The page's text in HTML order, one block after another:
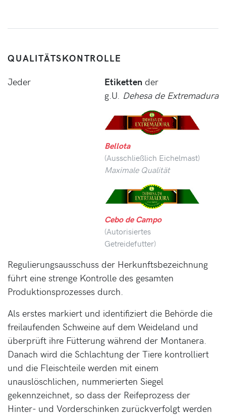
QUALITÄTSKONTROLLE
Etiketten der
g.U. Dehesa de Extremadura
Bellota
(Ausschließlich Eichelmast)
Maximale Qualität
Cebo de Campo
(Autorisiertes
Getreidefutter)
Jeder
Regulierungsausschuss der Herkunftsbezeichnung
führt eine strenge Kontrolle des gesamten
Produktionsprozesses durch.
Als erstes markiert und identifiziert die Behörde die
freilaufenden Schweine auf dem Weideland und
überprüft ihre Fütterung während der Montanera.
Danach wird die Schlachtung der Tiere kontrolliert
und die Fleischteile werden mit einem
unauslöschlichen, nummerierten Siegel
gekennzeichnet, so dass der Reifeprozess der
Hinter- und Vorderschinken zurückverfolgt werden